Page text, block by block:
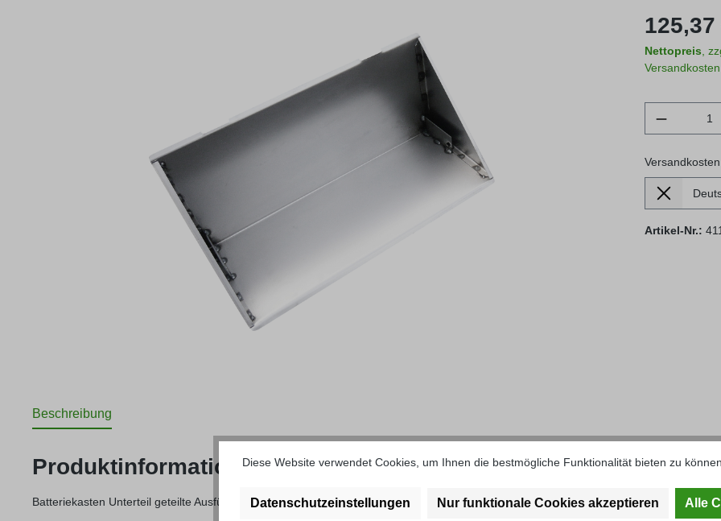
Regulärer
125,37
Nettopreis ,
Versandkosten
Lieferland
Artikel-Nr.:
Beschreibung
Produktinformationen "Batteriekasten Unterteil geteilte
Batteriekasten Unterteil geteilte Ausführung U406/U417
Diese Website verwendet Cookies, um Ihnen die bestmögliche Funktionalität bieten zu
Datenschutzeinstellungen Nur funktionale Cookies akzeptieren Alle